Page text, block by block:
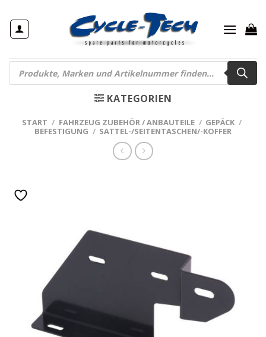
Inhalt
springen
Products
search
KATEGORIEN
START / FAHRZEUG ZUBEHÖR / ANBAUTEILE / GEPÄCK /
BEFESTIGUNG / SATTEL-/SEITENTASCHEN/-KOFFER